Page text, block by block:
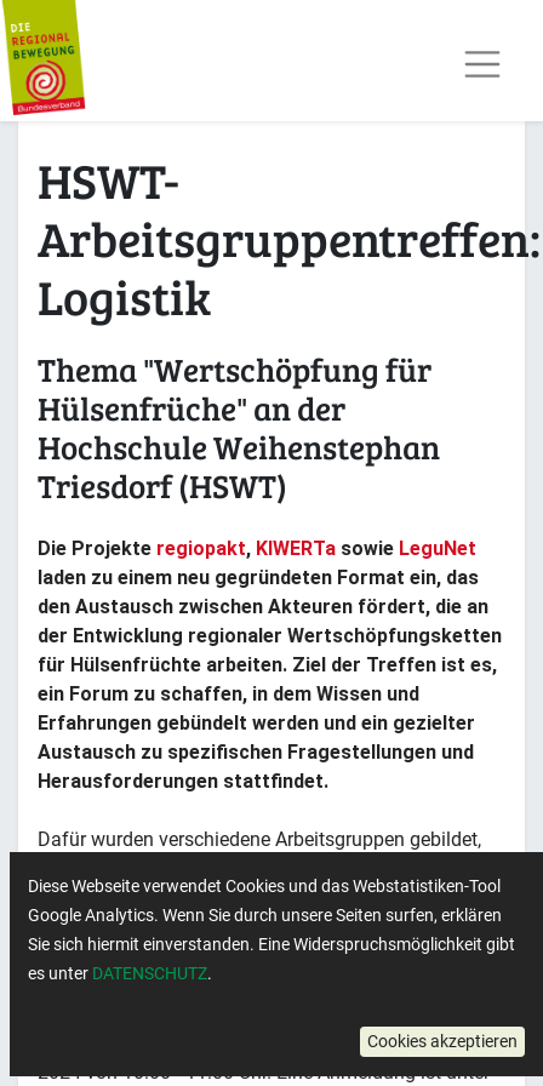
KONTAKT MITGLIED WERDEN
HSWT-
Arbeitsgruppentreffen:
Logistik
Thema "Wertschöpfung für
Hülsenfrüche" an der
Hochschule Weihenstephan
Triesdorf (HSWT)
Die Projekte regiopakt, KIWERTa sowie LeguNet
laden zu einem neu gegründeten Format ein, das
den Austausch zwischen Akteuren fördert, die an
der Entwicklung regionaler Wertschöpfungsketten
für Hülsenfrüchte arbeiten. Ziel der Treffen ist es,
ein Forum zu schaffen, in dem Wissen und
Erfahrungen gebündelt werden und ein gezielter
Austausch zu spezifischen Fragestellungen und
Herausforderungen stattfindet.
Dafür wurden verschiedene Arbeitsgruppen gebildet,
ermöglichen. Die Treffen richten sich an alle
(deutschlandweit), die in übergeordneten oder
koordinierenden Funktionen im Bereich des Aufbaus
von Wertschöpfungsketten tätig sind.
Die AG Logistik trifft sich online am 12. September
2024 von 10:00 - 11:00 Uhr. Eine Anmeldung ist unter
Diese Webseite verwendet Cookies und das Webstatistiken-Tool
Google Analytics. Wenn Sie durch unsere Seiten surfen, erklären
Sie sich hiermit einverstanden. Eine Widerspruchsmöglichkeit gibt
es unter DATENSCHUTZ.
Cookies akzeptieren